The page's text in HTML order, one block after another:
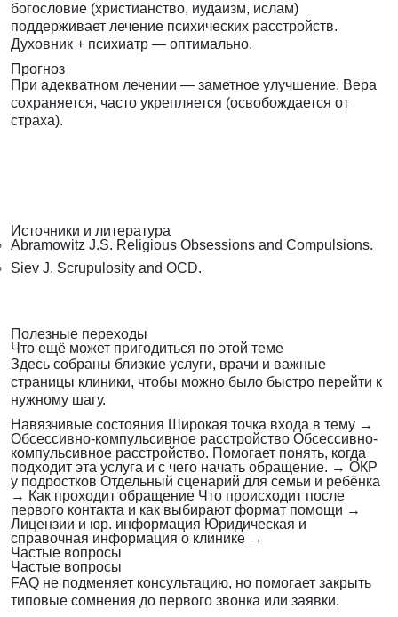
богословие (христианство, иудаизм, ислам)
поддерживает лечение психических расстройств.
Духовник + психиатр — оптимально.
Прогноз
При адекватном лечении — заметное улучшение. Вера
сохраняется, часто укрепляется (освобождается от
страха).
Источники и литература
Abramowitz J.S. Religious Obsessions and Compulsions.
Siev J. Scrupulosity and OCD.
Полезные переходы
Что ещё может пригодиться по этой теме
Здесь собраны близкие услуги, врачи и важные
страницы клиники, чтобы можно было быстро перейти к
нужному шагу.
Навязчивые состояния Широкая точка входа в тему →
Обсессивно-компульсивное расстройство Обсессивно-
компульсивное расстройство. Помогает понять, когда
подходит эта услуга и с чего начать обращение. → ОКР
у подростков Отдельный сценарий для семьи и ребёнка
→ Как проходит обращение Что происходит после
первого контакта и как выбирают формат помощи →
Лицензии и юр. информация Юридическая и
справочная информация о клинике →
Частые вопросы
Частые вопросы
FAQ не подменяет консультацию, но помогает закрыть
типовые сомнения до первого звонка или заявки.